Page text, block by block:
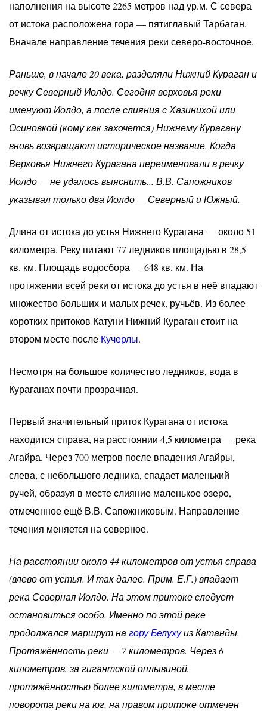
наполнения на высоте 2265 метров над ур.м. С севера
от истока расположена гора — пятиглавый Тарбаган.
Вначале направление течения реки северо-восточное.
Раньше, в начале 20 века, разделяли Нижний Кураган и
речку Северный Иолдо. Сегодня верховья реки
именуют Иолдо, а после слияния с Хазинихой или
Осиновкой (кому как захочется) Нижнему Курагану
вновь возвращают историческое название. Когда
Верховья Нижнего Курагана переименовали в речку
Иолдо — не удалось выяснить... В.В. Сапожников
указывал только два Иолдо — Северный и Южный.
Длина от истока до устья Нижнего Курагана — около 51
километра. Реку питают 77 ледников площадью в 28,5
кв. км. Площадь водосбора — 648 кв. км. На
протяжении всей реки от истока до устья в неё впадают
множество больших и малых речек, ручьёв. Из более
коротких притоков Катуни Нижний Кураган стоит на
втором месте после Кучерлы.
Несмотря на большое количество ледников, вода в
Кураганах почти прозрачная.
Первый значительный приток Курагана от истока
находится справа, на расстоянии 4,5 километра — река
Агайра. Через 700 метров после впадения Агайры,
слева, с небольшого ледника, спадает маленький
ручей, образуя в месте слияние маленькое озеро,
отмеченное ещё В.В. Сапожниковым. Направление
течения меняется на северное.
На расстоянии около 44 километров от устья справа
(влево от устья. И так далее. Прим. Е.Г.) впадает
река Северная Иолдо. На этом притоке следует
остановиться особо. Именно по этой реке
продолжался маршрут на гору Белухуиз Катанды.
Протяжённость реки — 7 километров. Через 6
километров, за гигантской оплывиной,
протяжённостью более километра, в месте
поворота реки на юг, на правом притоке отмечен